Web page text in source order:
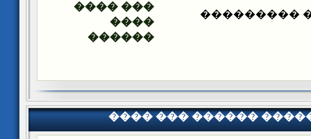
�����
��� ����
����
������
���� ��� ������